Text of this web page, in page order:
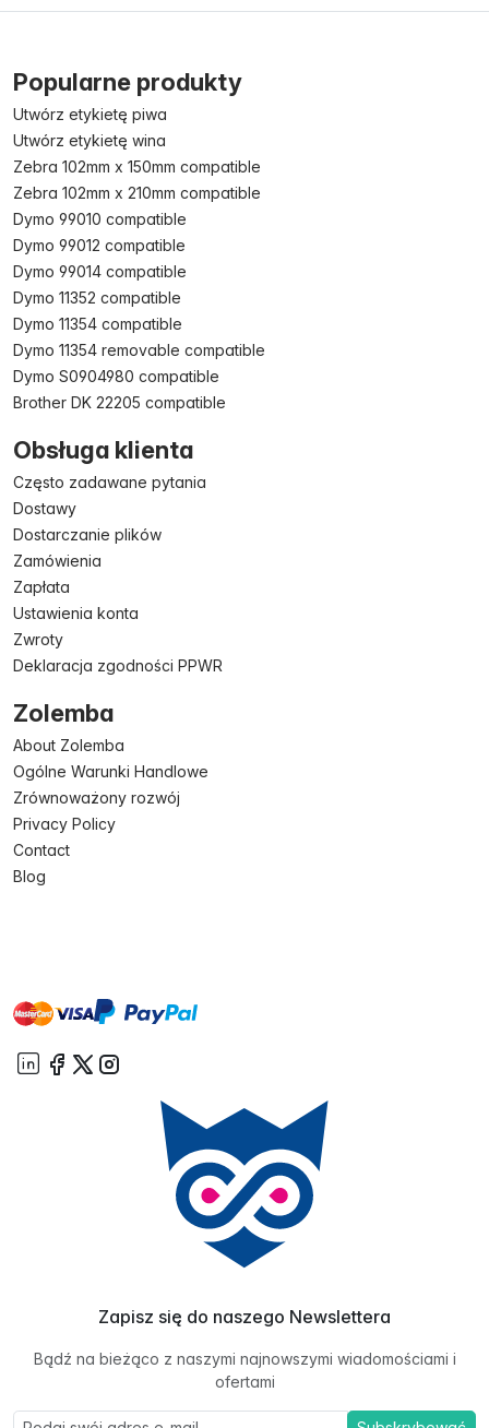
Popularne produkty
Utwórz etykietę piwa
Utwórz etykietę wina
Zebra 102mm x 150mm compatible
Zebra 102mm x 210mm compatible
Dymo 99010 compatible
Dymo 99012 compatible
Dymo 99014 compatible
Dymo 11352 compatible
Dymo 11354 compatible
Dymo 11354 removable compatible
Dymo S0904980 compatible
Brother DK 22205 compatible
Obsługa klienta
Często zadawane pytania
Dostawy
Dostarczanie plików
Zamówienia
Zapłata
Ustawienia konta
Zwroty
Deklaracja zgodności PPWR
Zolemba
About Zolemba
Ogólne Warunki Handlowe
Zrównoważony rozwój
Privacy Policy
Contact
Blog
mastervisa paypal
Zapisz się do naszego Newslettera
Bądź na bieżąco z naszymi najnowszymi wiadomościami i
ofertami